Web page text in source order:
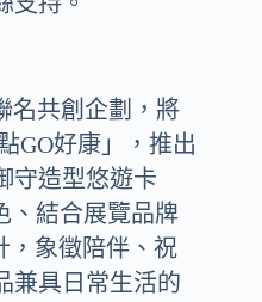
名共創企劃，將
GO好康」，推出
守造型悠遊卡
、結合展覽品牌
，象徵陪伴、祝
兼具日常生活的